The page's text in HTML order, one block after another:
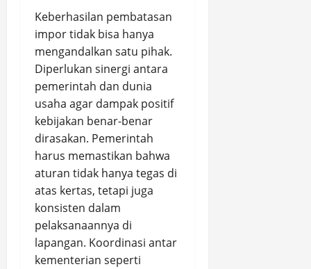
Keberhasilan pembatasan
impor tidak bisa hanya
mengandalkan satu pihak.
Diperlukan sinergi antara
pemerintah dan dunia
usaha agar dampak positif
kebijakan benar-benar
dirasakan. Pemerintah
harus memastikan bahwa
aturan tidak hanya tegas di
atas kertas, tetapi juga
konsisten dalam
pelaksanaannya di
lapangan. Koordinasi antar
kementerian seperti